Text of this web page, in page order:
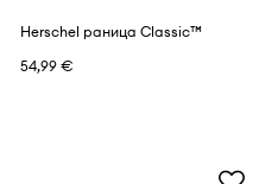
Herschel раница Classic™
54,99 €